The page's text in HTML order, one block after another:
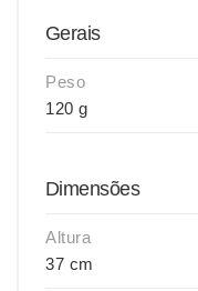
Gerais
Peso
120 g
Dimensões
Altura
37 cm